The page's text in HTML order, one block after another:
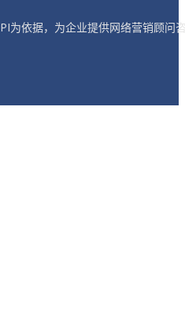
为依据，为企业提供网络营销顾问